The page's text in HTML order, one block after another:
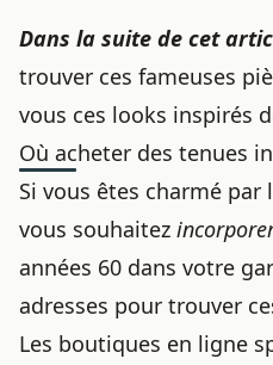
Dans la suite de cet
trouver ces fameuses
vous ces looks inspirés
Où acheter des tenues
Si vous êtes charmé par
vous souhaitez
années 60 dans votre
adresses pour trouver
Les boutiques en ligne